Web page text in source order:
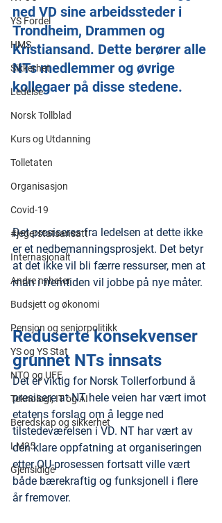
YS Fordel
HMS
Sikkerhet
Ledelse
Norsk Tollblad
Kurs og Utdanning
Tolletaten
Organisasjon
Covid-19
#jegerstatsansatt
Internasjonalt
Andre nyheter
Budsjett og økonomi
Pensjon og seniorpolitikk
YS og YS Stat
NTO og UFE
Teknologi, IT og AI
Beredskap og sikkerhet
LM25
Gjensidige
ned VD sine arbeidssteder i
Trondheim, Drammen og
Kristiansand. Dette berører alle
NTs medlemmer og øvrige
kollegaer på disse stedene.
Det presiseres fra ledelsen at dette ikke
er et nedbemanningsprosjekt. Det betyr
at det ikke vil bli færre ressurser, men at
man i fremtiden vil jobbe på nye måter.
Reduserte konsekvenser
grunnet NTs innsats
Det er viktig for Norsk Tollerforbund å
presisere at NT hele veien har vært imot
etatens forslag om å legge ned
tilstedeværelsen i VD. NT har vært av
den klare oppfatning at organiseringen
etter OU-prosessen fortsatt ville vært
både bærekraftig og funksjonell i flere
år fremover.